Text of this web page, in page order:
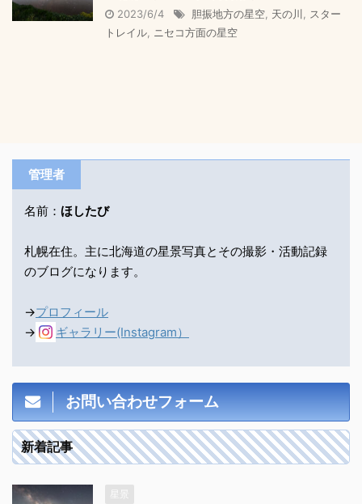
2023/6/4 胆振地方の星空, 天の川, スター
トレイル, ニセコ方面の星空
管理者
名前： ほしたび
札幌在住。主に北海道の星景写真とその撮影・活動記録
のブログになります。
→プロフィール
→
ギャラリー(Instagram）
お問い合わせフォーム
新着記事
星景